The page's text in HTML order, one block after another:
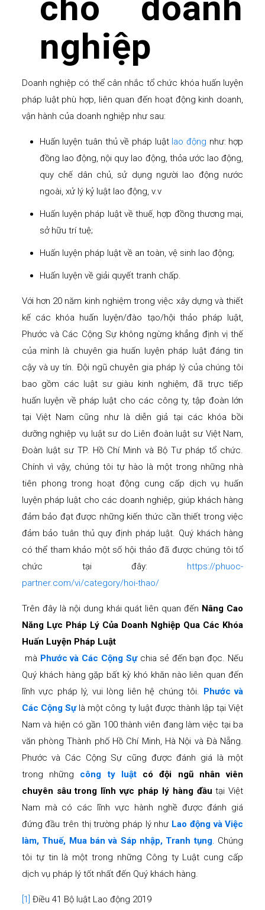
nghiệp
Doanh nghiệp có thể cân nhắc tổ chức khóa huấn luyện
pháp luật phù hợp, liên quan đến hoạt động kinh doanh,
vận hành của doanh nghiệp như sau:
Huấn luyện tuân thủ về pháp luật lao động như: hợp
đồng lao động, nội quy lao động, thỏa ước lao động,
quy chế dân chủ, sử dụng người lao động nước
ngoài, xử lý kỷ luật lao động, v.v
Huấn luyện pháp luật về thuế, hợp đồng thương mại,
sở hữu trí tuệ;
Huấn luyện pháp luật về an toàn, vệ sinh lao động;
Huấn luyện về giải quyết tranh chấp.
Với hơn 20 năm kinh nghiệm trong việc xây dựng và thiết
kế các khóa huấn luyện/đào tạo/hội thảo pháp luật,
Phước và Các Cộng Sự không ngừng khẳng định vị thế
của mình là chuyên gia huấn luyện pháp luật đáng tin
cậy và uy tín. Đội ngũ chuyên gia pháp lý của chúng tôi
bao gồm các luật sư giàu kinh nghiệm, đã trực tiếp
huấn luyện về pháp luật cho các công ty, tập đoàn lớn
tại Việt Nam cũng như là diễn giả tại các khóa bồi
dưỡng nghiệp vụ luật sư do Liên đoàn luật sư Việt Nam,
Đoàn luật sư TP. Hồ Chí Minh và Bộ Tư pháp tổ chức.
Chính vì vậy, chúng tôi tự hào là một trong những nhà
tiên phong trong hoạt động cung cấp dịch vụ huấn
luyện pháp luật cho các doanh nghiệp, giúp khách hàng
đảm bảo đạt được những kiến thức cần thiết trong việc
đảm bảo tuân thủ quy định pháp luật. Quý khách hàng
có thể tham khảo một số hội thảo đã được chúng tôi tổ
chức tại đây: https://phuoc-
partner.com/vi/category/hoi-thao/
Trên đây là nội dung khái quát liên quan đến Nâng Cao
Năng Lực Pháp Lý Của Doanh Nghiệp Qua Các Khóa
Huấn Luyện Pháp Luật
mà Phước và Các Cộng Sựchia sẻ đến bạn đọc. Nếu
Quý khách hàng gặp bất kỳ khó khăn nào liên quan đến
lĩnh vực pháp lý, vui lòng liên hệ chúng tôi. Phước và
Các Cộng Sựlà một công ty luật được thành lập tại Việt
Nam và hiện có gần 100 thành viên đang làm việc tại ba
văn phòng Thành phố Hồ Chí Minh, Hà Nội và Đà Nẵng.
Phước và Các Cộng Sự cũng được đánh giá là một
trong những công ty luậtcó đội ngũ nhân viên
chuyên sâu trong lĩnh vực pháp lý hàng đầu tại Việt
Nam mà có các lĩnh vực hành nghề được đánh giá
đứng đầu trên thị trường pháp lý như Lao động và Việc
làm, Thuế, Mua bán và Sáp nhập, Tranh tụng. Chúng
tôi tự tin là một trong những Công ty Luật cung cấp
dịch vụ pháp lý tốt nhất đến Quý khách hàng.
[1] Điều 41 Bộ luật Lao động 2019